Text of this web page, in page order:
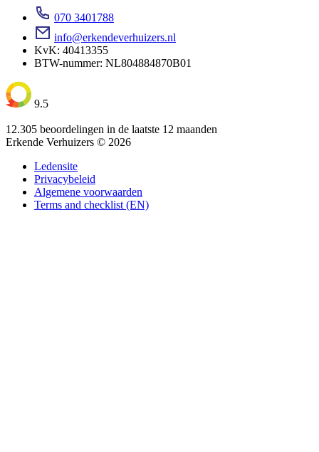
070 3401788
info@erkendeverhuizers.nl
KvK: 40413355
BTW-nummer: NL804884870B01
9.5
12.305 beoordelingen in de laatste 12 maanden
Erkende Verhuizers © 2026
Ledensite
Privacybeleid
Algemene voorwaarden
Terms and checklist (EN)